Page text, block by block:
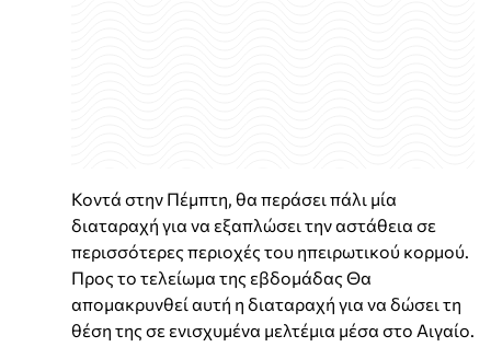
Κοντά στην Πέμπτη, θα περάσει πάλι μία
διαταραχή για να εξαπλώσει την αστάθεια σε
περισσότερες περιοχές του ηπειρωτικού κορμού.
Προς το τελείωμα της εβδομάδας Θα
απομακρυνθεί αυτή η διαταραχή για να δώσει τη
θέση της σε ενισχυμένα μελτέμια μέσα στο Αιγαίο.